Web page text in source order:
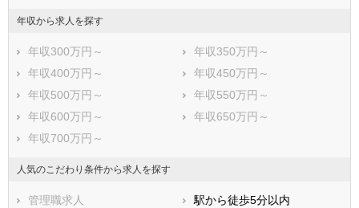
年収から求人を探す
年収300万円～
年収350万円～
年収400万円～
年収450万円～
年収500万円～
年収550万円～
年収600万円～
年収650万円～
年収700万円～
人気のこだわり条件から求人を探す
管理職求人
駅から徒歩5分以内